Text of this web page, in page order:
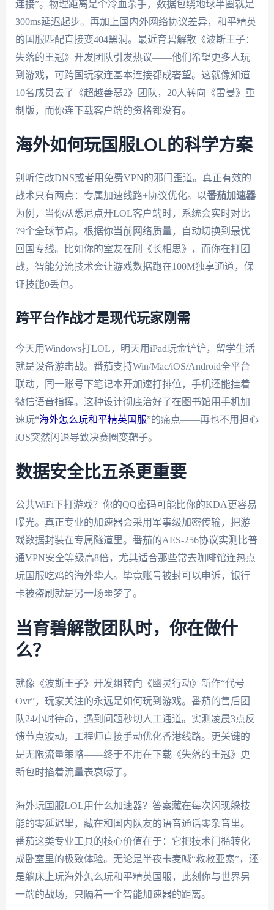
连接”。物理距离是个冷血杀手，数据包绕地球半圈就是
300ms延迟起步。再加上国内外网络协议差异，和平精英
的国服匹配直接变404黑洞。最近育碧解散《波斯王子：
失落的王冠》开发团队引发热议——他们希望更多人玩
到游戏，可跨国玩家连基本连接都成奢望。这就像知道
10名成员去了《超越善恶2》团队，20人转向《雷曼》重
制版，而你连下载客户端的资格都没有。
海外如何玩国服LOL的科学方案
别听信改DNS或者用免费VPN的邪门歪道。真正有效的
战术只有两点：专属加速线路+协议优化。以番茄加速器
为例，当你从悉尼点开LOL客户端时，系统会实时对比
79个全球节点。根据你当前网络质量，自动切换到最优
回国专线。比如你的室友在刷《长相思》，而你在打团
战，智能分流技术会让游戏数据跑在100M独享通道，保
证技能0丢包。
跨平台作战才是现代玩家刚需
今天用Windows打LOL，明天用iPad玩金铲铲，留学生活
就是设备游击战。番茄支持Win/Mac/iOS/Android全平台
联动，同一账号下笔记本开加速打排位，手机还能挂着
微信语音指挥。这种设计彻底治好了在图书馆用手机加
速玩“海外怎么玩和平精英国服”的痛点——再也不用担心
iOS突然闪退导致决赛圈变靶子。
数据安全比五杀更重要
公共WiFi下打游戏？你的QQ密码可能比你的KDA更容易
曝光。真正专业的加速器会采用军事级加密传输，把游
戏数据封装在专属隧道里。番茄的AES-256协议实测比普
通VPN安全等级高8倍，尤其适合那些常去咖啡馆连热点
玩国服吃鸡的海外华人。毕竟账号被封可以申诉，银行
卡被盗刷就是另一场噩梦了。
当育碧解散团队时，你在做什
么？
就像《波斯王子》开发组转向《幽灵行动》新作“代号
Ovr”，玩家关注的永远是如何玩到游戏。番茄的售后团
队24小时待命，遇到问题秒切人工通道。实测凌晨3点反
馈节点波动，工程师直接手动优化香港线路。更关键的
是无限流量策略——终于不用在下载《失落的王冠》更
新包时掐着流量表哀嚎了。
海外玩国服LOL用什么加速器？答案藏在每次闪现躲技
能的零延迟里，藏在和国内队友的语音通话零杂音里。
番茄这类专业工具的核心价值在于：它把技术门槛转化
成卧室里的极致体验。无论是半夜卡麦喊“救救亚索”，还
是躺床上玩海外怎么玩和平精英国服，此刻你与世界另
一端的战场，只隔着一个智能加速器的距离。